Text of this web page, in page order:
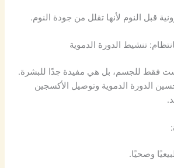
قبل النوم لأنها تقلل من جودة النوم.
فقط للجسم، بل هي مفيدة جدًا للبشرة.
الدورة الدموية وتوصيل الأكسجين
وصحيًا.